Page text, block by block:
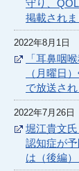
守り、
掲載されま
2022年8月1日
「耳鼻咽
（月曜日
で放送さ
2022年7月26日
堀江貴文
認知症が
は（後編